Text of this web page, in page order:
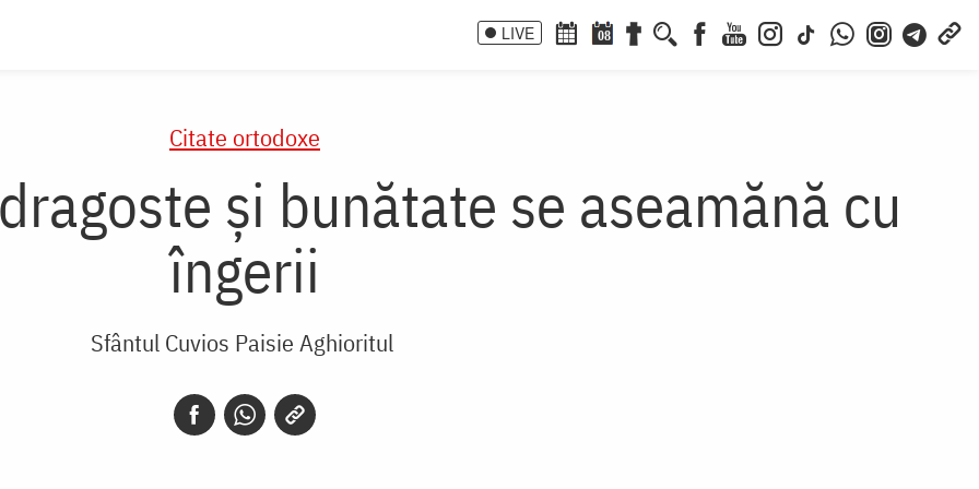
LIVE 08
Citate ortodoxe
și bunătate se aseamănă cu
îngerii
Sfântul Cuvios Paisie Aghioritul